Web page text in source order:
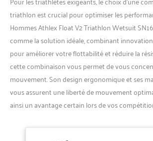
triathlon est crucial pour optimiser les
Hommes Athlex Float V2 Triathlon Wetsuit
comme la solution idéale, combinant
pour améliorer votre flottabilité et réduire la
cette combinaison vous permet de vous
mouvement. Son design ergonomique et ses
vous assurent une liberté de mouvement
ainsi un avantage certain lors de vos